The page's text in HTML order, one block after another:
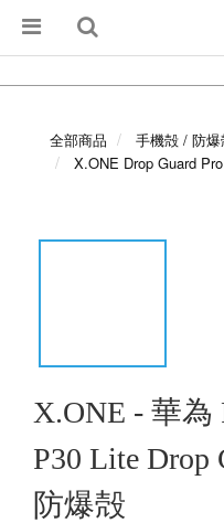
全部商品
手機殻 / 防爆
X.ONE Drop Guard
X.ONE - 華為
P30 Lite Drop
防爆殻